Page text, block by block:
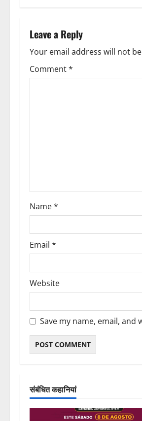
n
a
v
o
n
Leave a Reply
Your email address will not
Comment*
Name*
Email *
Website
Save my name, email,
संबंधित कहानियां